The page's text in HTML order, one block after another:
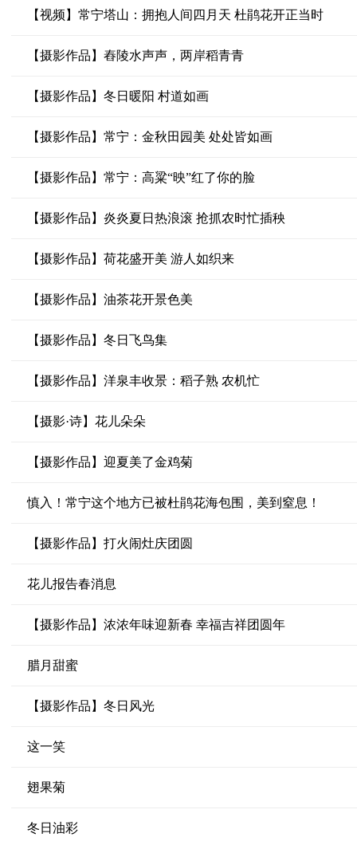
【视频】常宁塔山：拥抱人间四月天 杜鹃花开正当时
【摄影作品】舂陵水声声，两岸稻青青
【摄影作品】冬日暖阳 村道如画
【摄影作品】常宁：金秋田园美 处处皆如画
【摄影作品】常宁：高粱“映”红了你的脸
【摄影作品】炎炎夏日热浪滚 抢抓农时忙插秧
【摄影作品】荷花盛开美 游人如织来
【摄影作品】油茶花开景色美
【摄影作品】冬日飞鸟集
【摄影作品】洋泉丰收景：稻子熟 农机忙
【摄影·诗】花儿朵朵
【摄影作品】迎夏美了金鸡菊
慎入！常宁这个地方已被杜鹃花海包围，美到窒息！
【摄影作品】打火闹灶庆团圆
花儿报告春消息
【摄影作品】浓浓年味迎新春 幸福吉祥团圆年
腊月甜蜜
【摄影作品】冬日风光
这一笑
翅果菊
冬日油彩